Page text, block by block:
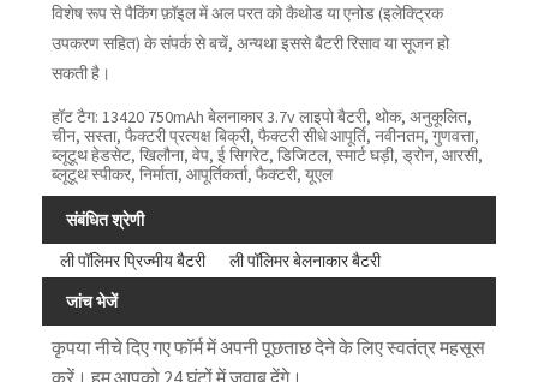
विशेष रूप से पैकिंग फ़ॉइल में अल परत को कैथोड या एनोड (इलेक्ट्रिक
उपकरण सहित) के संपर्क से बचें, अन्यथा इससे बैटरी रिसाव या सूजन हो
सकती है।
हॉट टैग: 13420 750mAh बेलनाकार 3.7v लाइपो बैटरी, थोक, अनुकूलित,
चीन, सस्ता, फैक्टरी प्रत्यक्ष बिक्री, फैक्टरी सीधे आपूर्ति, नवीनतम, गुणवत्ता,
ब्लूटूथ हेडसेट, खिलौना, वेप, ई सिगरेट, डिजिटल, स्मार्ट घड़ी, ड्रोन, आरसी,
ब्लूटूथ स्पीकर, निर्माता, आपूर्तिकर्ता, फैक्टरी, यूएल
संबंधित श्रेणी
ली पॉलिमर प्रिज्मीय बैटरी
ली पॉलिमर बेलनाकार बैटरी
जांच भेजें
कृपया नीचे दिए गए फॉर्म में अपनी पूछताछ देने के लिए स्वतंत्र महसूस